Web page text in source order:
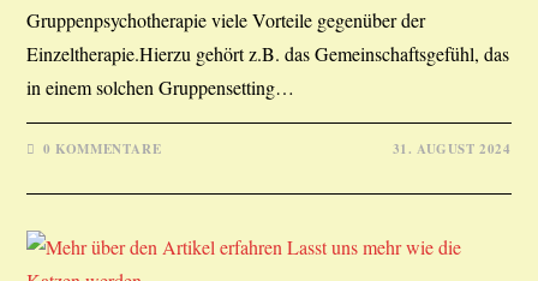
Gruppenpsychotherapie viele Vorteile gegenüber der
Einzeltherapie.Hierzu gehört z.B. das Gemeinschaftsgefühl, das
in einem solchen Gruppensetting…
0 KOMMENTARE 31. AUGUST 2024